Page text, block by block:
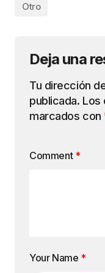
Otro
Deja una
Tu dirección
publicada. Los
marcados con
Comment *
Your Name *